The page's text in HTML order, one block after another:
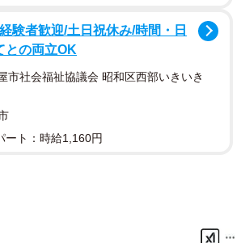
験者歓迎/土日祝休み/時間・日
との両立OK
市社会福祉協議会 昭和区西部いきいき
ート：時給1,160円